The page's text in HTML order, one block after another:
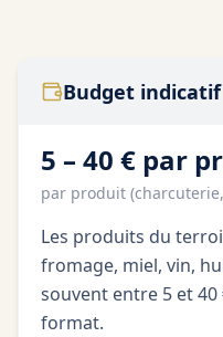
Budget indicatif
5 – 40 € par
par produit
Les produits du
fromage, miel, vin,
souvent entre 5 et 40
format.